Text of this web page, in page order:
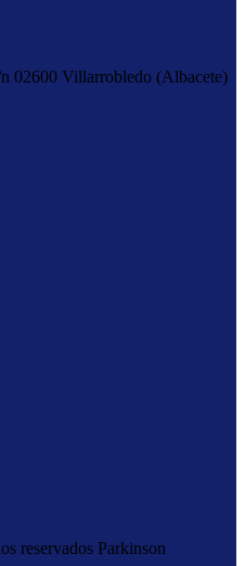
02600 Villarrobledo (Albacete)
reservados Parkinson